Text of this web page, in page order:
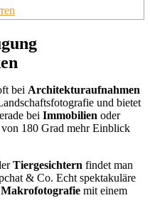
bei Architekturaufnahmen
und bietet
bei Immobilien oder
180 Grad mehr Einblick
Tiergesichtern findet man
& Co. Echt spektakuläre
Makrofotografie mit einem